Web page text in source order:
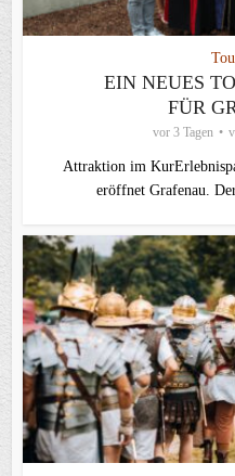
EIN NEUES
FÜR
vor 3 Tagen
Attraktion im
eröffnet Grafenau.